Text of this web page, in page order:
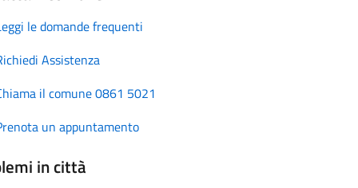
le domande frequenti
Assistenza
il comune 0861 5021
un appuntamento
in città